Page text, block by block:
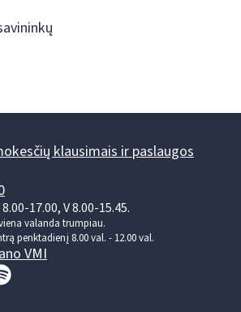
klausimais ir paslaugos
17.00, V 8.00-15.45.
valanda trumpiau.
penktadienį 8.00 val. - 12.00 val.
VMI